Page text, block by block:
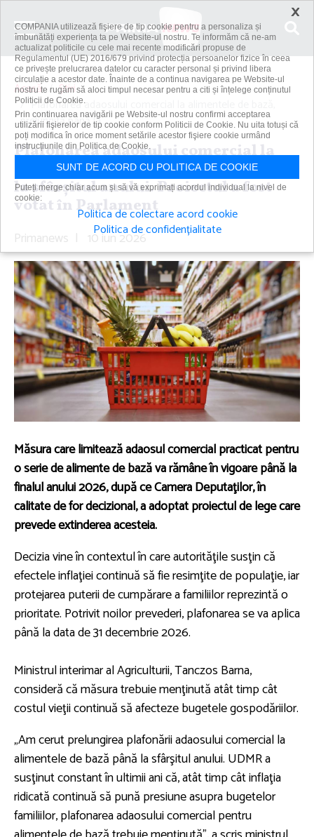
Acasă
Știri
Plafonarea adaosului comercial la alimentele de bază,
prelungită până la...
Plafonarea adaosului comercial la
alimentele de bază, prelungită până
la sfârşitul anului. Proiectul a fost
votat în Parlament
Primanews | 10 iun 2026
Măsura care limitează adaosul comercial practicat pentru
o serie de alimente de bază va rămâne în vigoare până la
finalul anului 2026, după ce Camera Deputaţilor, în
calitate de for decizional, a adoptat proiectul de lege care
prevede extinderea acesteia.
Decizia vine în contextul în care autorităţile susţin că
efectele inflaţiei continuă să fie resimţite de populaţie, iar
protejarea puterii de cumpărare a familiilor reprezintă o
prioritate. Potrivit noilor prevederi, plafonarea se va aplica
până la data de 31 decembrie 2026.
Ministrul interimar al Agriculturii, Tanczos Barna,
consideră că măsura trebuie menţinută atât timp cât
costul vieţii continuă să afecteze bugetele gospodăriilor.
„Am cerut prelungirea plafonării adaosului comercial la
alimentele de bază până la sfârşitul anului. UDMR a
susţinut constant în ultimii ani că, atât timp cât inflaţia
ridicată continuă să pună presiune asupra bugetelor
familiilor, plafonarea adaosului comercial pentru
×
COMPANIA utilizează fişiere de tip cookie pentru a personaliza și
îmbunătăți experiența ta pe Website-ul nostru. Te informăm că ne-am
actualizat politicile cu cele mai recente modificări propuse de
Regulamentul (UE) 2016/679 privind protecția persoanelor fizice în ceea
ce privește prelucrarea datelor cu caracter personal și privind libera
circulație a acestor date. Înainte de a continua navigarea pe Website-ul
nostru te rugăm să aloci timpul necesar pentru a citi și înțelege conținutul
Politicii de Cookie.
Prin continuarea navigării pe Website-ul nostru confirmi acceptarea
utilizării fişierelor de tip cookie conform Politicii de Cookie. Nu uita totuși că
poți modifica în orice moment setările acestor fişiere cookie urmând
instrucțiunile din Politica de Cookie.
SUNT DE ACORD CU POLITICA DE COOKIE
Puteți merge chiar acum și să vă exprimați acordul individual la nivel de
cookie:
Politica de colectare acord cookie
Politica de confidențialitate